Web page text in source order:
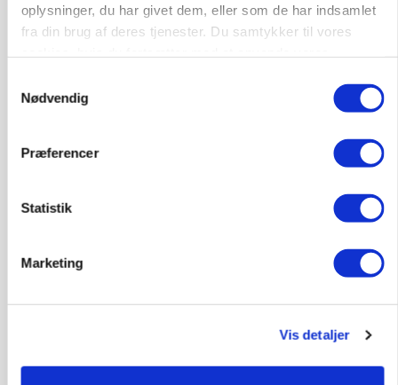
oplysninger, du har givet dem, eller som de har indsamlet
fra din brug af deres tjenester. Du samtykker til vores
Nødvendig
Præferencer
Statistik
Marketing
Vis detaljer
POLITIK
Bønder holder vagt ved Rusland
Rådgiver om DB-Tjek: Små justeringer kan give